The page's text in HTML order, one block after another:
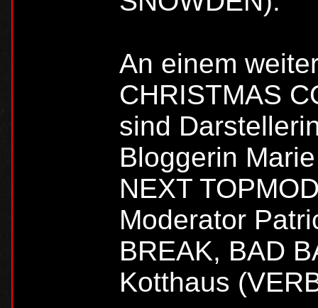
An einem
CHRISTMAS
sind
Bloggerin
NEXT
Moderator
BREAK, BAD
Kotthaus